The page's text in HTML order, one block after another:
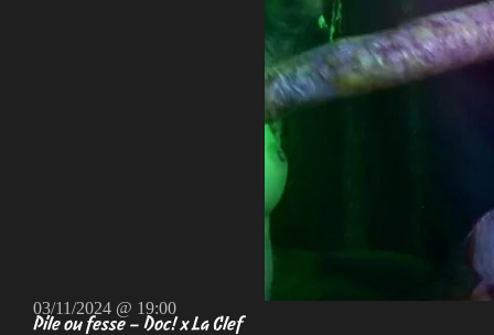
03/11/2024 @ 19:00
Pile ou fesse – Doc! x La Clef